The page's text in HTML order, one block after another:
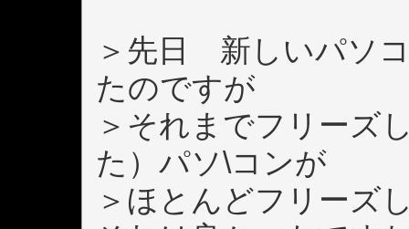
＞先日 新しいパソ
たのですが
＞それまでフリーズ
た）パソ\コンが
＞ほとんどフリーズ